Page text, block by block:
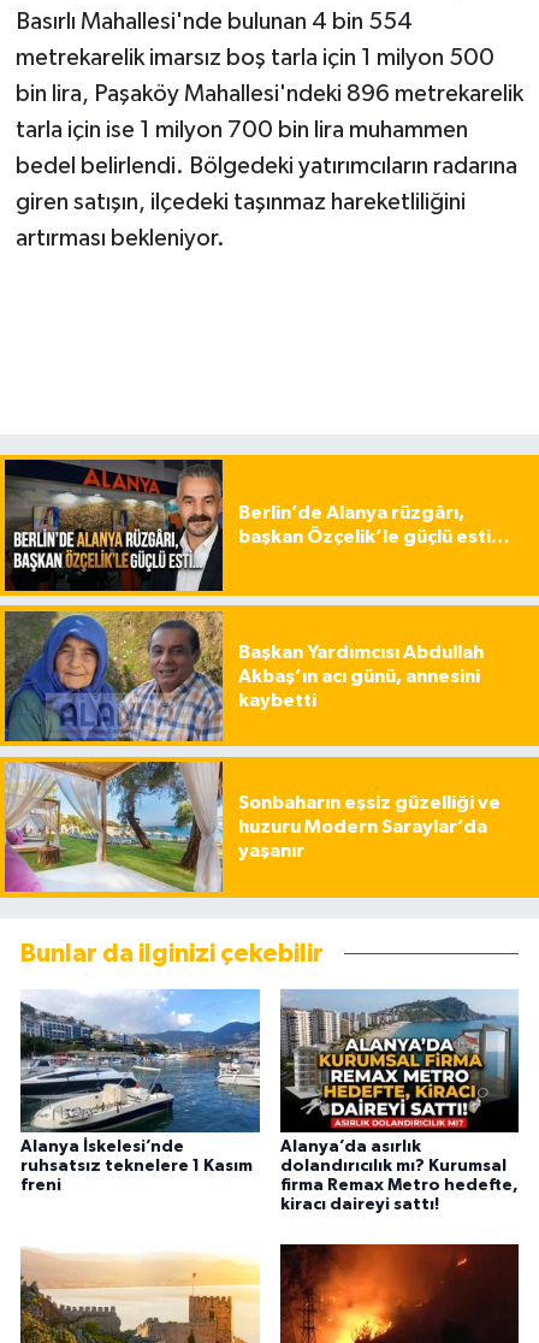
Basırlı Mahallesi'nde bulunan 4 bin 554
metrekarelik imarsız boş tarla için 1 milyon 500
bin lira, Paşaköy Mahallesi'ndeki 896 metrekarelik
tarla için ise 1 milyon 700 bin lira muhammen
bedel belirlendi. Bölgedeki yatırımcıların radarına
giren satışın, ilçedeki taşınmaz hareketliliğini
artırması bekleniyor.
Berlin’de Alanya rüzgârı,
başkan Özçelik’le güçlü esti…
Başkan Yardımcısı Abdullah
Akbaş’ın acı günü, annesini
kaybetti
Sonbaharın eşsiz güzelliği ve
huzuru Modern Saraylar’da
yaşanır
Bunlar da ilginizi çekebilir
Alanya İskelesi’nde
ruhsatsız teknelere 1 Kasım
freni
Alanya’da asırlık
dolandırıcılık mı? Kurumsal
firma Remax Metro hedefte,
kiracı daireyi sattı!